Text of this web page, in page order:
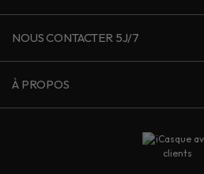
NOUS CONTACTER 5J/7
À PROPOS